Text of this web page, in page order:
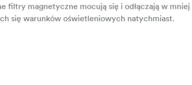
filtry magnetyczne mocują się i odłączają w
się warunków oświetleniowych natychmiast.
z nawlekaniem